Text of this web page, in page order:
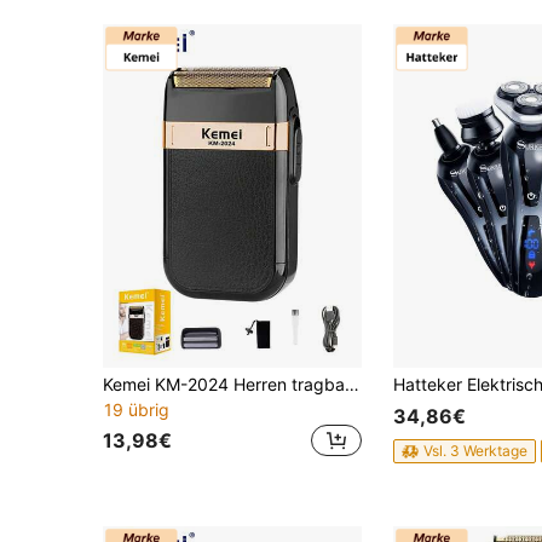
Kemei KM-2024 Herren tragbarer elektrischer Rasierer professioneller Barttrimmer USB aufladbar Gesichtsrasierer/Haarschneider Oszillationsrasierer ultra-tragbar Taschen Reise Geschäftsreise Handgepäck Rasierer Geschenk für Freund und Vatertag (1 Stück)
19 übrig
13,98€
34,86€
Vsl. 3 Werktage